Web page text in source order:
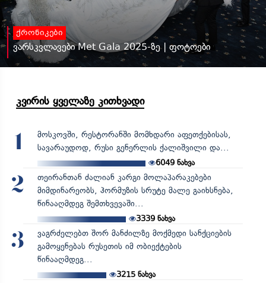
ქრონიკები
ვარსკვლავები Met Gala 2025-ზე | ფოტოები
კვირის ყველაზე კითხვადი
1
მოსკოვში, რესტორანში მომხდარი აფეთქებისას,
სავარაუდოდ, რუსი გენერლის ქალიშვილი და...
6049 ნახვა
2
თეირანთან ძალიან კარგი მოლაპარაკებები
მიმდინარეობს, ჰორმუზის სრუტე მალე გაიხსნება,
წინააღმდეგ შემთხვევაში...
3339ნახვა
3
ვაგრძელებთ შორ მანძილზე მოქმედი სანქციების
გამოყენებას რუსეთის იმ ობიექტების
წინააღმდეგ...
3215ნახვა